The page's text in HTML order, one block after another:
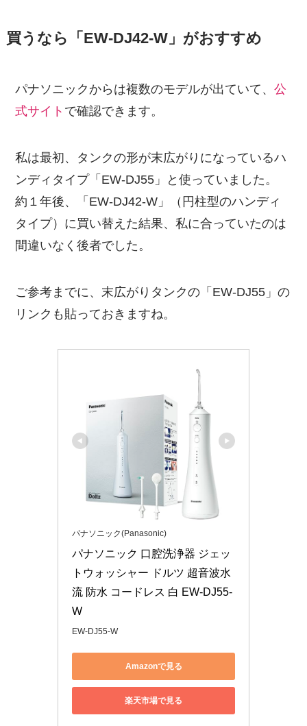
買うなら「EW-DJ42-W」がおすすめ
パナソニックからは複数のモデルが出ていて、公
式サイト で確認できます。
私は最初、タンクの形が末広がりになっているハ
ンディタイプ「EW-DJ55」と使っていました。
約１年後、「EW-DJ42-W」（円柱型のハンディ
タイプ）に買い替えた結果、私に合っていたのは
間違いなく後者でした。
ご参考までに、末広がりタンクの「EW-DJ55」の
リンクも貼っておきますね。
パナソニック(Panasonic)
パナソニック 口腔洗浄器 ジェッ
トウォッシャー ドルツ 超音波水
流 防水 コードレス 白 EW-DJ55-
W
EW-DJ55-W
Amazonで見る
楽天市場で見る